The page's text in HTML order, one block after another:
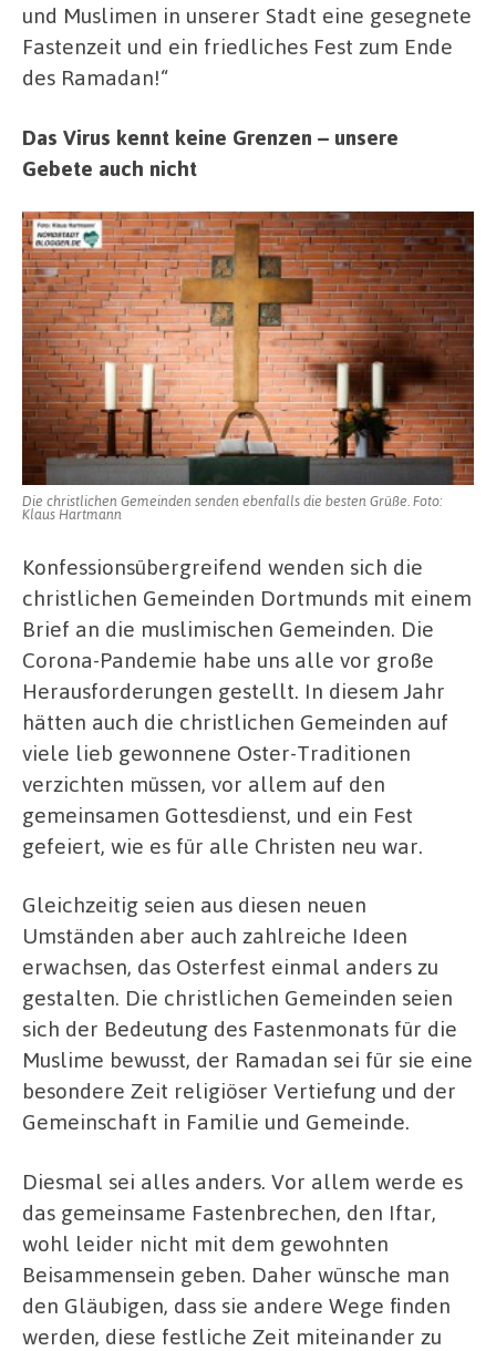
und Muslimen in unserer Stadt eine gesegnete
Fastenzeit und ein friedliches Fest zum Ende
des Ramadan!“
Das Virus kennt keine Grenzen – unsere
Gebete auch nicht
Die christlichen Gemeinden senden ebenfalls die besten Grüße. Foto:
Klaus Hartmann
Konfessionsübergreifend wenden sich die
christlichen Gemeinden Dortmunds mit einem
Brief an die muslimischen Gemeinden. Die
Corona-Pandemie habe uns alle vor große
Herausforderungen gestellt. In diesem Jahr
hätten auch die christlichen Gemeinden auf
viele lieb gewonnene Oster-Traditionen
verzichten müssen, vor allem auf den
gemeinsamen Gottesdienst, und ein Fest
gefeiert, wie es für alle Christen neu war.
Gleichzeitig seien aus diesen neuen
Umständen aber auch zahlreiche Ideen
erwachsen, das Osterfest einmal anders zu
gestalten. Die christlichen Gemeinden seien
sich der Bedeutung des Fastenmonats für die
Muslime bewusst, der Ramadan sei für sie eine
besondere Zeit religiöser Vertiefung und der
Gemeinschaft in Familie und Gemeinde.
Diesmal sei alles anders. Vor allem werde es
das gemeinsame Fastenbrechen, den Iftar,
wohl leider nicht mit dem gewohnten
Beisammensein geben. Daher wünsche man
den Gläubigen, dass sie andere Wege finden
werden, diese festliche Zeit miteinander zu